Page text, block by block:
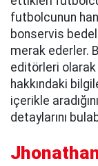
futbolcunun
bonservis
merak ederler.
editörleri olarak
hakkındaki
içerikle
detaylarını